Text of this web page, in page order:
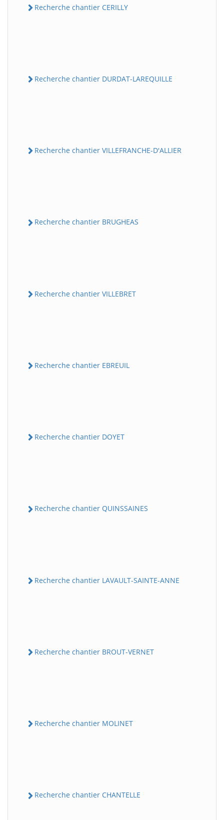
Recherche chantier CERILLY
Recherche chantier DURDAT-LAREQUILLE
Recherche chantier VILLEFRANCHE-D'ALLIER
Recherche chantier BRUGHEAS
Recherche chantier VILLEBRET
Recherche chantier EBREUIL
Recherche chantier DOYET
Recherche chantier QUINSSAINES
Recherche chantier LAVAULT-SAINTE-ANNE
Recherche chantier BROUT-VERNET
Recherche chantier MOLINET
Recherche chantier CHANTELLE